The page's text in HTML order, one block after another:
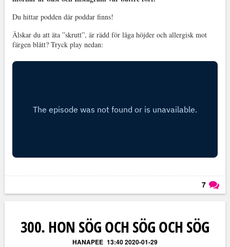
Du hittar podden där poddar finns!
Älskar du att äta ”skrutt”, är rädd för låga höjder och allergisk mot
färgen blått? Tryck play nedan:
7
300. HON SÖG OCH SÖG OCH SÖG
HANAPEE 13:40 2020-01-29